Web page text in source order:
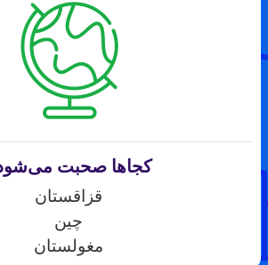
کجاها صحبت می‌شود؟
قزاقستان
چین
مغولستان